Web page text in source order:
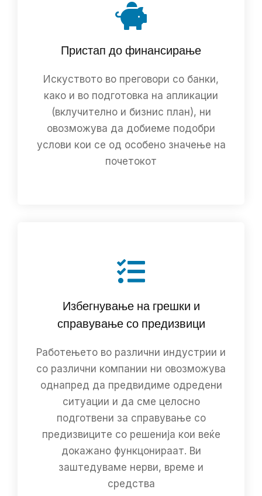
Пристап до финансирање
Искуството во преговори со банки,
како и во подготовка на апликации
(вклучително и бизнис план), ни
овозможува да добиеме подобри
услови кои се од особено значење на
почетокот
Избегнување на грешки и
справување со предизвици
Работењето во различни индустрии и
со различни компании ни овозможува
однапред да предвидиме одредени
ситуации и да сме целосно
подготвени за справување со
предизвиците со решенија кои веќе
докажано функцонираат. Ви
заштедуваме нерви, време и
средства